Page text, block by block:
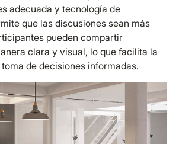
adecuada y tecnología de
que las discusiones sean más
pueden compartir
clara y visual, lo que facilita la
de decisiones informadas.